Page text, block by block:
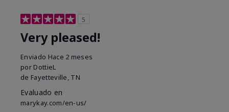
5
Very pleased!
Enviado Hace 2 meses
por DottieL
de Fayetteville, TN
Evaluado en
marykay.com/en-us/